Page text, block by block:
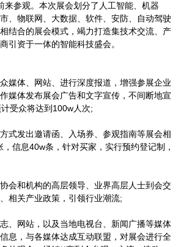
来参观。本次展会划分了人工智能、机器
、物联网、大数据、软件、安防、自动驾驶
结合的展会模式，竭力打造集技术交流、产
引资于一体的智能科技盛会。
媒体、网站、进行深度报道，增强参展企业
媒体发布展会广告和文字宣传，不间断地宣
受众将达到100w人次;
式发出邀请函、入场券、参观指南等展会相
信息40w条，针对买家，实行预约登记制，
会和机构的高层领导、业界高层人士到会交
相关产业政策，引领行业潮流;
、网站，以及当地电视台、新闻广播等媒体
息，与各媒体达成互动联盟，对展会进行全